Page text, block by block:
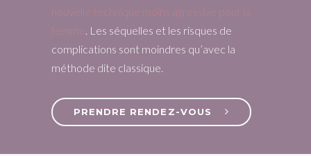
nouvelle technique moins agressive pour la
femme . Les séquelles et les risques de
complications sont moindres qu’avec la
méthode dite classique.
PRENDRE RENDEZ-VOUS